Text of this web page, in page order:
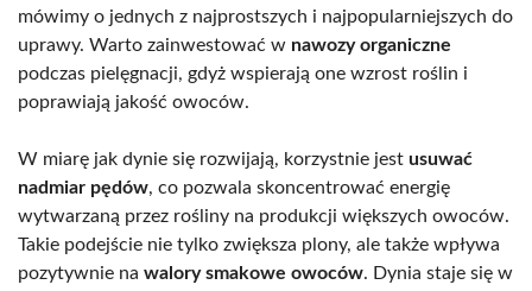
mówimy o jednych z najprostszych i najpopularniejszych do
uprawy. Warto zainwestować w nawozy organiczne
podczas pielęgnacji, gdyż wspierają one wzrost roślin i
poprawiają jakość owoców.
W miarę jak dynie się rozwijają, korzystnie jest usuwać
nadmiar pędów, co pozwala skoncentrować energię
wytwarzaną przez rośliny na produkcji większych owoców.
Takie podejście nie tylko zwiększa plony, ale także wpływa
pozytywnie na walory smakowe owoców. Dynia staje się w